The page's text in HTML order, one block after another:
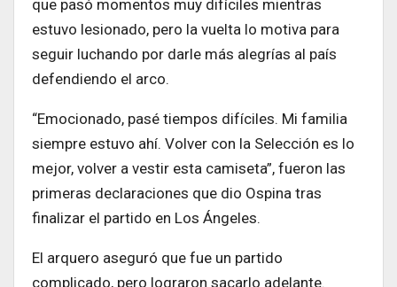
que pasó momentos muy difíciles mientras
estuvo lesionado, pero la vuelta lo motiva para
seguir luchando por darle más alegrías al país
defendiendo el arco.
“Emocionado, pasé tiempos difíciles. Mi familia
siempre estuvo ahí. Volver con la Selección es lo
mejor, volver a vestir esta camiseta”, fueron las
primeras declaraciones que dio Ospina tras
finalizar el partido en Los Ángeles.
El arquero aseguró que fue un partido
complicado, pero lograron sacarlo adelante.